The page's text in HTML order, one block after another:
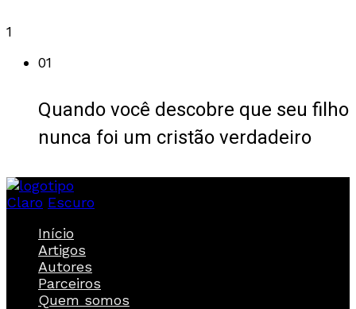
1
01
Quando você descobre que seu filho
nunca foi um cristão verdadeiro
Claro Escuro
Início
Artigos
Autores
Parceiros
Quem somos